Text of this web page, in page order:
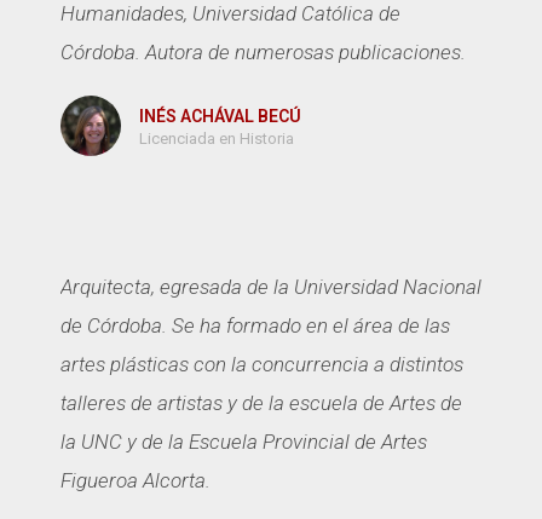
Humanidades, Universidad Católica de
Córdoba. Autora de numerosas publicaciones.
INÉS ACHÁVAL BECÚ
Licenciada en Historia
Arquitecta, egresada de la Universidad Nacional
de Córdoba. Se ha formado en el área de las
artes plásticas con la concurrencia a distintos
talleres de artistas y de la escuela de Artes de
la UNC y de la Escuela Provincial de Artes
Figueroa Alcorta.